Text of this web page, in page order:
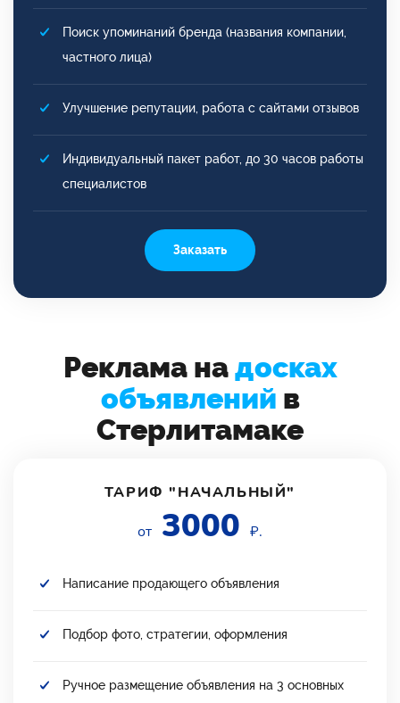
Поиск упоминаний бренда (названия компании,
частного лица)
Улучшение репутации, работа с сайтами отзывов
Индивидуальный пакет работ, до 30 часов работы
специалистов
Заказать
Реклама надосках
объявлений в
Стерлитамаке
ТАРИФ "НАЧАЛЬНЫЙ"
от 3000 ₽.
Написание продающего объявления
Подбор фото, стратегии, оформления
Ручное размещение объявления на 3 основных